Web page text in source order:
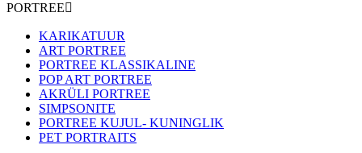
PORTREE
KARIKATUUR
ART PORTREE
PORTREE KLASSIKALINE
POP ART PORTREE
AKRÜLI PORTREE
SIMPSONITE
PORTREE KUJUL- KUNINGLIK
PET PORTRAITS